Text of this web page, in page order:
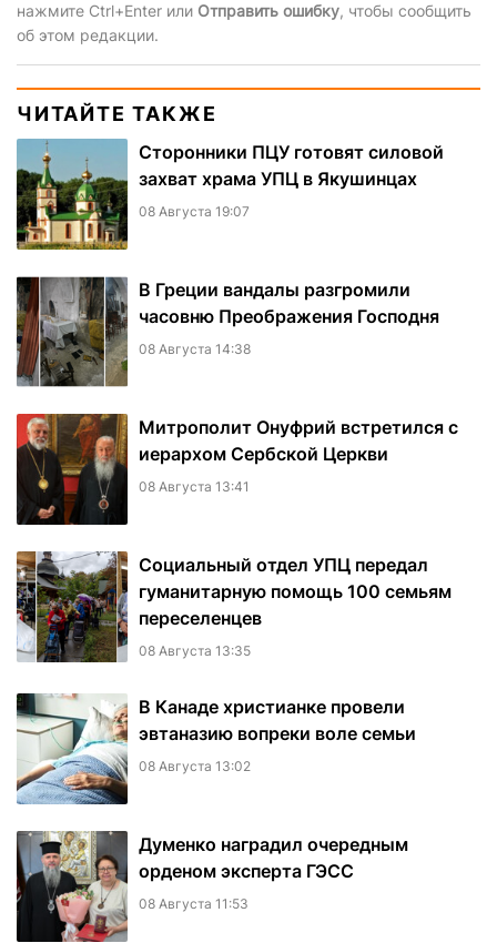
нажмите Ctrl+Enter или Отправить ошибку, чтобы сообщить
об этом редакции.
ЧИТАЙТЕ ТАКЖЕ
Сторонники ПЦУ готовят силовой
захват храма УПЦ в Якушинцах
08 Августа 19:07
В Греции вандалы разгромили
часовню Преображения Господня
08 Августа 14:38
Митрополит Онуфрий встретился с
иерархом Сербской Церкви
08 Августа 13:41
Социальный отдел УПЦ передал
гуманитарную помощь 100 семьям
переселенцев
08 Августа 13:35
В Канаде христианке провели
эвтаназию вопреки воле семьи
08 Августа 13:02
Думенко наградил очередным
орденом эксперта ГЭСС
08 Августа 11:53